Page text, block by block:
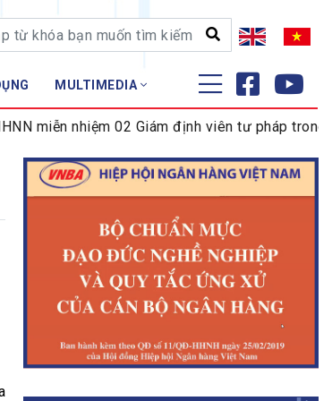
MULTIMEDIA
ĐÀO TẠO - NGHIÊN CỨU
Tập huấn
miễn nhiệm 02 Giám định viên tư pháp trong